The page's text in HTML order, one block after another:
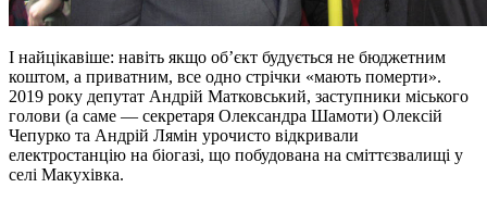
І найцікавіше: навіть якщо об’єкт будується не бюджетним
коштом, а приватним, все одно стрічки «мають померти».
2019 року депутат Андрій Матковський, заступники міського
голови (а саме — секретаря Олександра Шамоти) Олексій
Чепурко та Андрій Лямін урочисто відкривали
електростанцію на біогазі, що побудована на сміттєзвалищі у
селі Макухівка.